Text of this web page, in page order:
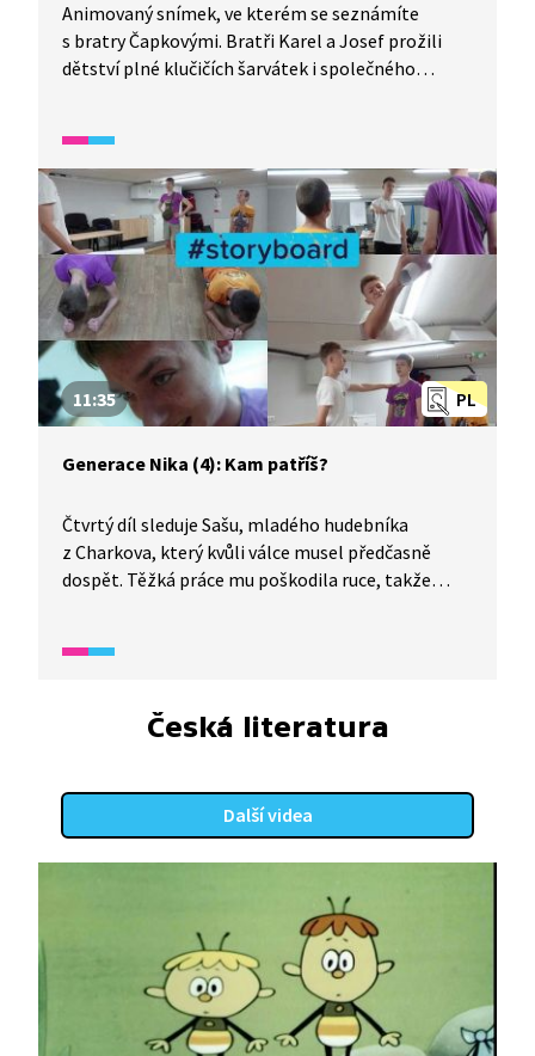
Animovaný snímek, ve kterém se seznámíte
s bratry Čapkovými. Bratři Karel a Josef prožili
dětství plné klučičích šarvátek i společného
do kterého se vplížili mloci. Karel Čapek byl
sedmkrát nominován na Nobelovu cenu
za literaturu, věděli jste to?
PL
11:35
Generace Nika (4): Kam patříš?
Čtvrtý díl sleduje Sašu, mladého hudebníka
z Charkova, který kvůli válce musel předčasně
dospět. Těžká práce mu poškodila ruce, takže
a složité rodinné zázemí, cítí se jako Ukrajinec
člověka žijícího ve válce. Společně s Annou
zhudebňuje báseň Mychajla Semenka a vzniká
pokračuje, děti se v krytech učí tvořit storyboard,
kompozici záběru i filmový jazyk.
Česká literatura
Další videa